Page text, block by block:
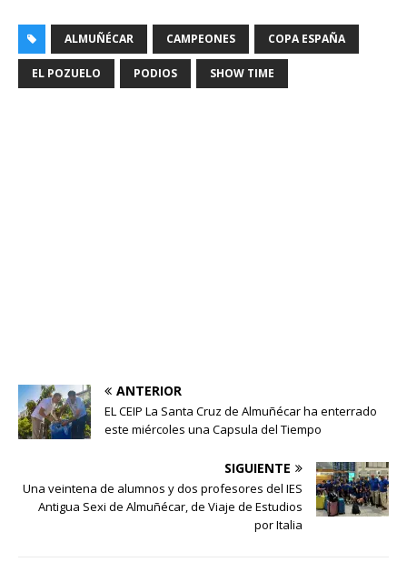
ALMUÑÉCAR CAMPEONES COPA ESPAÑA
EL POZUELO PODIOS SHOW TIME
ANTERIOR
EL CEIP La Santa Cruz de Almuñécar ha enterrado
este miércoles una Capsula del Tiempo
SIGUIENTE
Una veintena de alumnos y dos profesores del IES
Antigua Sexi de Almuñécar, de Viaje de Estudios
por Italia